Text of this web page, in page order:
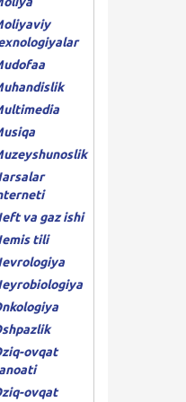
va gaz ishi
tili
ovqat
ovqat